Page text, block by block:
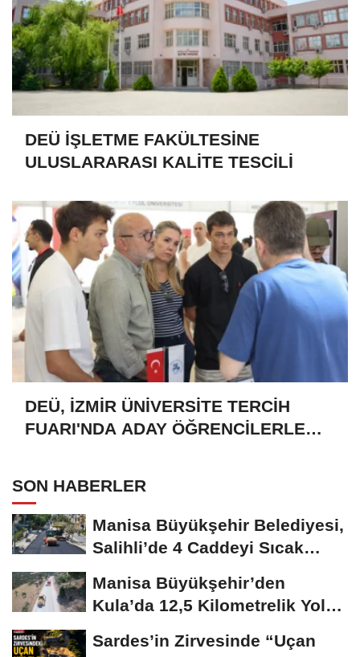
DEÜ İŞLETME FAKÜLTESİNE
ULUSLARARASI KALİTE TESCİLİ
DEÜ, İZMİR ÜNİVERSİTE TERCİH
FUARI'NDA ADAY ÖĞRENCİLERLE
SON HABERLER
Manisa Büyükşehir Belediyesi,
Salihli’de 4 Caddeyi Sıcak
Manisa Büyükşehir’den
Kula’da 12,5 Kilometrelik Yol
Sardes’in Zirvesinde “Uçan